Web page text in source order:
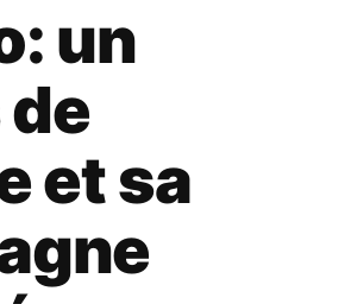
un
et sa